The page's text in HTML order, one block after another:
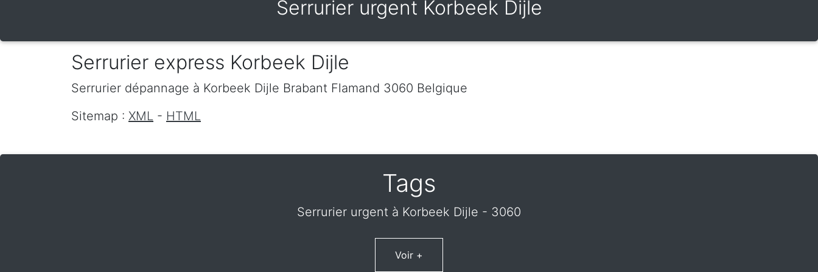
Serrurier urgent Korbeek Dijle
Serrurier express Korbeek Dijle
Serrurier dépannage à Korbeek Dijle Brabant Flamand 3060 Belgique
Sitemap : XML - HTML
Tags
Serrurier urgent à Korbeek Dijle - 3060
Voir +